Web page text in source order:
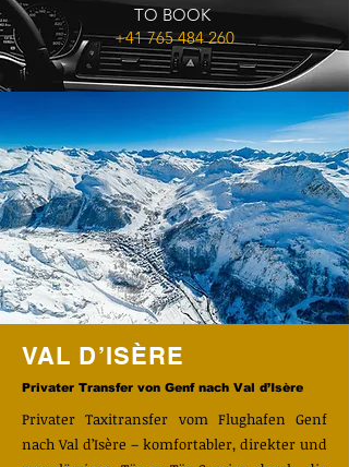
TO BOOK
+41 765 484 260
VAL D’ISÈRE
Privater Transfer von Genf nach Val d’Isère
Privater Taxitransfer vom Flughafen Genf
nach Val d’Isère – komfortabler, direkter und